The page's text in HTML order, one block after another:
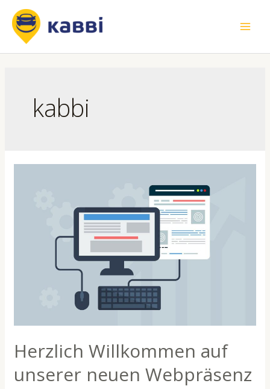
kabbi
Herzlich Willkommen auf
unserer neuen Webpräsenz